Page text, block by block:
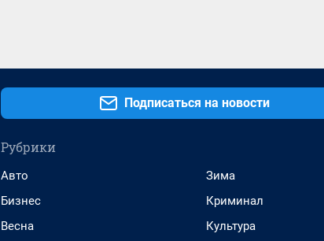
Подписаться на новости
Рубрики
Авто
Бизнес
Весна
Зима
Криминал
Культура